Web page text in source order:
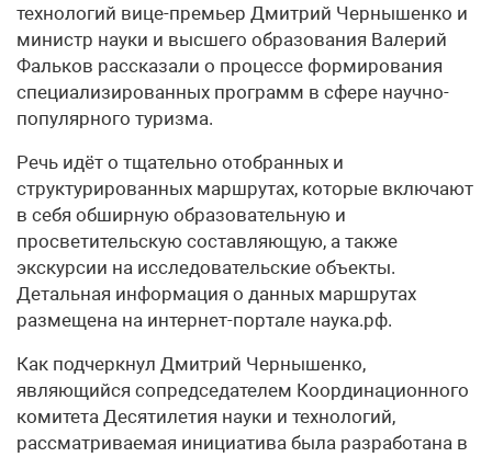
технологий вице-премьер Дмитрий Чернышенко и
министр науки и высшего образования Валерий
Фальков рассказали о процессе формирования
специализированных программ в сфере научно-
популярного туризма.
Речь идёт о тщательно отобранных и
структурированных маршрутах, которые включают
в себя обширную образовательную и
просветительскую составляющую, а также
экскурсии на исследовательские объекты.
Детальная информация о данных маршрутах
размещена на интернет-портале наука.рф.
Как подчеркнул Дмитрий Чернышенко,
являющийся сопредседателем Координационного
комитета Десятилетия науки и технологий,
рассматриваемая инициатива была разработана в